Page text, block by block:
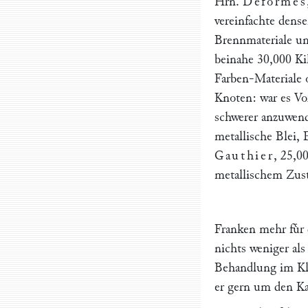
vereinfachte
Brennmateriale
beinahe 30,000
Farben-Materiale
Knoten: war es
schwerer
metallische Blei,
Gauthier,
metallischem
Franken mehr fuͤr
nichts weniger
Behandlung im
er gern um den